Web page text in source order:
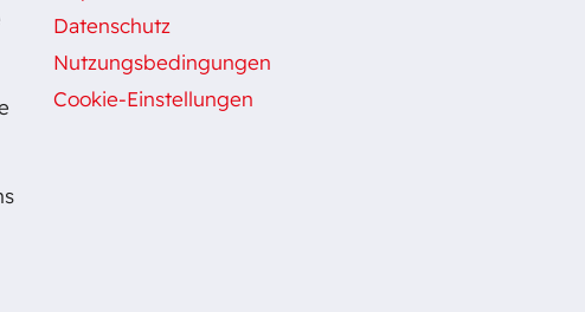
Datenschutz
Nutzungsbedingungen
Cookie-Einstellungen